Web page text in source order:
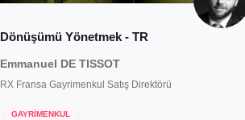
Dönüşümü Yönetmek - TR
Emmanuel DE TISSOT
RX Fransa Gayrimenkul Satış Direktörü
GAYRİMENKUL